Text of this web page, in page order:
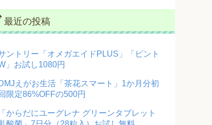
最近の投稿
ントリー「オメガエイドPLUS」「ピント
」お試し1080円
えがお生活「茶花スマート」1か月分初
限定86%OFFの500円
「からだにユーグレナ グリーンタブレット